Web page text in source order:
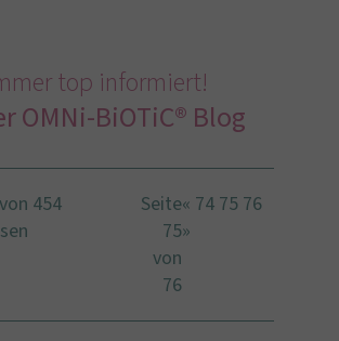
top informiert!
OMNi-BiOTiC® Blog
454
Seite
75
von
76
« 74 75 76
»